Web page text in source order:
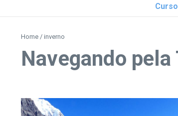
Home / inverno
Navegando